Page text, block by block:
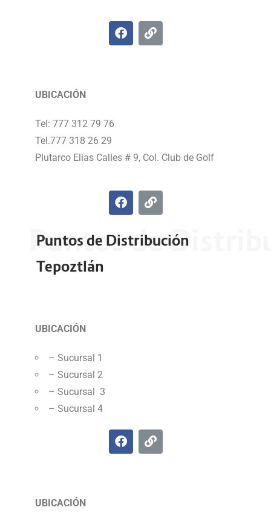
UBICACIÓN
Tel: 777 312 79 76
Tel.777 318 26 29
Plutarco Elías Calles # 9, Col. Club de Golf
Puntos de
Puntos de Distribución
Tepoztlán
UBICACIÓN
– Sucursal 1
– Sucursal 2
– Sucursal 3
– Sucursal 4
UBICACIÓN